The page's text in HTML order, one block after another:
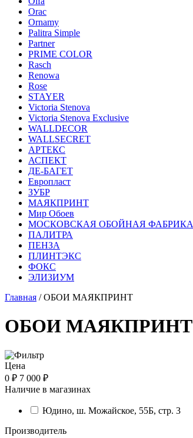
Orac
Ornamy
Palitra Simple
Partner
PRIME COLOR
Rasch
Renowa
Rose
STAYER
Victoria Stenova
Victoria Stenova Exclusive
WALLDECOR
WALLSECRET
АРТЕКС
АСПЕКТ
ДЕ-БАГЕТ
Европласт
ЗУБР
МАЯКПРИНТ
Мир Обоев
МОСКОВСКАЯ ОБОЙНАЯ ФАБРИКА
ПАЛИТРА
ПЕНЗА
ПЛИНТЭКС
ФОКС
ЭЛИЗИУМ
Главная / ОБОИ МАЯКПРИНТ
ОБОИ МАЯКПРИНТ
Цена
0 ₽ 7 000 ₽
Наличие в магазинах
Юдино, ш. Можайское, 55Б, стр. 3
Производитель